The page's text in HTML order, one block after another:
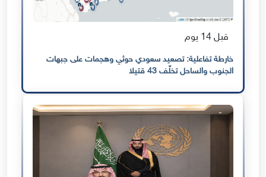
قبل 14 يوم
خارطة تفاعلية: تصعيد سعودي حوثي وهجمات على جبهات
الجنوب والساحل تخلّف 43 قتيلا